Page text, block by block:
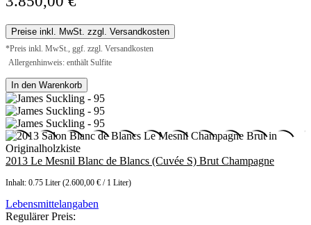
Preise inkl. MwSt. zzgl. Versandkosten
*Preis inkl. MwSt., ggf. zzgl. Versandkosten
Allergenhinweis: enthält Sulfite
In den Warenkorb
2013 Le Mesnil Blanc de Blancs (Cuvée S) Brut Champagne
Inhalt: 0.75 Liter (2.600,00 € / 1 Liter)
Lebensmittelangaben
Regulärer Preis: